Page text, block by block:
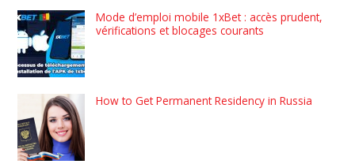
Mode d’emploi mobile 1xBet : accès prudent,
vérifications et blocages courants
How to Get Permanent Residency in Russia